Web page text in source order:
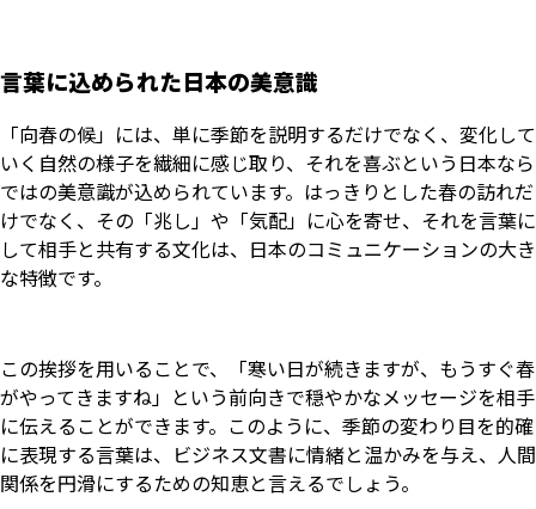
言葉に込められた日本の美意識
「向春の候」には、単に季節を説明するだけでなく、変化して
いく自然の様子を繊細に感じ取り、それを喜ぶという日本なら
ではの美意識が込められています。はっきりとした春の訪れだ
けでなく、その「兆し」や「気配」に心を寄せ、それを言葉に
して相手と共有する文化は、日本のコミュニケーションの大き
な特徴です。
この挨拶を用いることで、「寒い日が続きますが、もうすぐ春
がやってきますね」という前向きで穏やかなメッセージを相手
に伝えることができます。このように、季節の変わり目を的確
に表現する言葉は、ビジネス文書に情緒と温かみを与え、人間
関係を円滑にするための知恵と言えるでしょう。